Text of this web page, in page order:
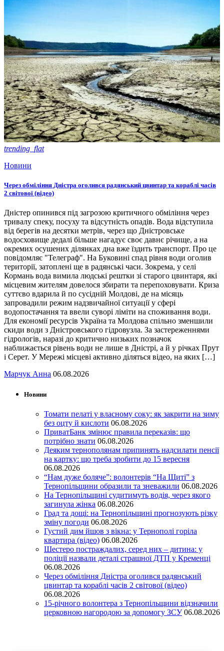
trending_flat
Новини
Через обміління Дністра оголився радянський цвинтар та кораблі часів
2 світової (відео)
Дністер опинився під загрозою критичного обміління через
тривалу спеку, посуху та відсутність опадів. Вода відступила
від берегів на десятки метрів, через що Дністровське
водосховище дедалі більше нагадує своє давнє річище, а на
окремих осушених ділянках дна вже їздить транспорт. Про це
повідомляє "Телеграф". На Буковині спад рівня води оголив
території, затоплені ще в радянські часи. Зокрема, у селі
Кормань вода вимила людські рештки зі старого цвинтаря, які
місцевим жителям довелося збирати та перепоховувати. Криза
суттєво вдарила й по сусідній Молдові, де на місяць
запровадили режим надзвичайної ситуації у сфері
водопостачання та ввели суворі ліміти на споживання води.
Для економії ресурсів Україна та Молдова спільно зменшили
скиди води з Дністровського гідровузла. За застереженнями
гідрологів, наразі до критично низьких позначок
наближається рівень води не лише в Дністрі, а й у річках Прут
і Серет. У Мережі місцеві активно діляться відео, на яких […]
Марчук Анна 06.08.2026
Новини
Томати пелаті у власному соку: як закрити на зиму
без оцту й кислоти 06.08.2026
ПриватБанк змінює правила переказів: що
потрібно знати 06.08.2026
Деяким тернополянам припинять надсилати пенсії
на картку: що треба зробити до 15 вересня
06.08.2026
“Нам дуже боляче”: волонтерів “На Щиті” з
Тернопільщини образили та зневажили 06.08.2026
На Тернопільщині судитимуть водія, через якого
загинула жінка 06.08.2026
Град та дощі: на Тернопільщині прогнозують різку
зміну погоди 06.08.2026
Густий дим йшов з вікна: у Тернополі горіла
квартира (відео) 06.08.2026
Шестеро постраждалих, серед них – дитина: у
поліції назвали деталі страшної ДТП у Кременці
06.08.2026
Через обміління Дністра оголився радянський
цвинтар та кораблі часів 2 світової (відео)
06.08.2026
15-річного волонтера з Тернопільщини відзначили
церковною нагородою за допомогу ЗСУ 06.08.2026